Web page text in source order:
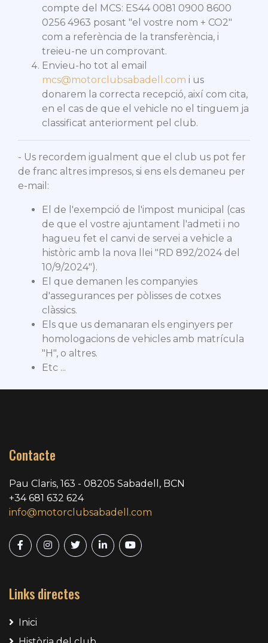
compte del MCS: ES44 0081 0900 8600
0256 4963 posant "el vostre nom + CO2"
com a referència de la transferència, i
treieu-ne un comprovant.
Envieu-ho tot al email
mcs@motorclubsabadell.com i us
donarem la correcta recepció, així com cita,
en el cas de que el vehicle no el tinguem ja
classificat anteriorment pel club.
- Us recordem igualment que el club us pot fer
de franc altres impresos, si ens els demaneu per
e-mail:
El de l'exempció de l'impost municipal (cas
de que el vostre ajuntament l'admeti i no
hagueu fet el canvi de servei a vehicle a
històric amb la nova llei "RD 892/2024 del
10/9/2024").
El que demanen les companyies
d'assegurances per pòlisses de cotxes
clàssics.
Els que us demanaran els enginyers per
homologacions de vehicles amb matrícula
"H", o altres.
Etc ...
Contacte
Pau Claris, 163 - 08205 Sabadell, BCN
+34 681 632 624
info@motorclubsabadell.com
Links directes
Inici